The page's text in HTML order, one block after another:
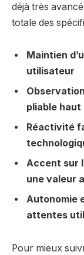
déjà très
totale des
Maintien
utilisateur
pliable haut
Réactivité
Accent sur
une valeur
Autonomie
attentes
Pour mieux